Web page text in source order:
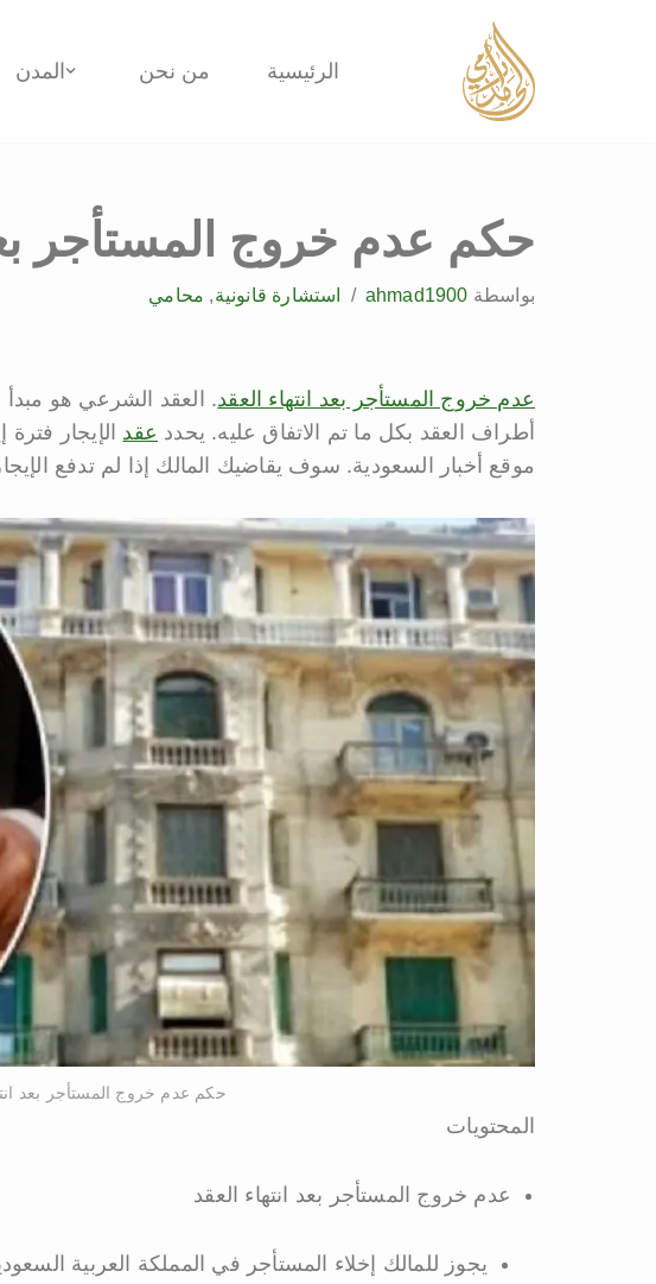
الرئيسية من نحن المدن
حكم عدم خروج المستأجر
بواسطة ahmad1900 استشارة قانونية محامي
عدم خروج المستأجر بعد انتهاء العقد. العقد الشرعي هو مبدأ
أطراف العقد بكل ما تم الاتفاق عليه. يحدد عقد الإيجار
موقع أخبار السعودية. سوف يقاضيك المالك إذا لم تدفع
حكم عدم خروج المستأجر بعد
المحتويات
عدم خروج المستأجر بعد انتهاء العقد
يجوز للمالك إخلاء المستأجر في المملكة العربية